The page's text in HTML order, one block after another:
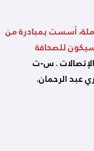
أسست بمبادرة من
للصحافة
. س-ت